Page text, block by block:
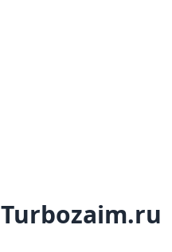
Turbozaim.ru